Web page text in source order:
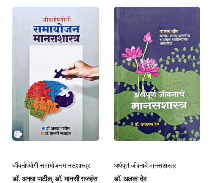
जीवनोपयोगी समायोजन मानसशास्त्र
डॉ. अनघा पाटील, डॉ. मानसी राजहंस
अर्थपूर्ण जीवनाचे मानसशास्त्र
डॉ. अलका देव